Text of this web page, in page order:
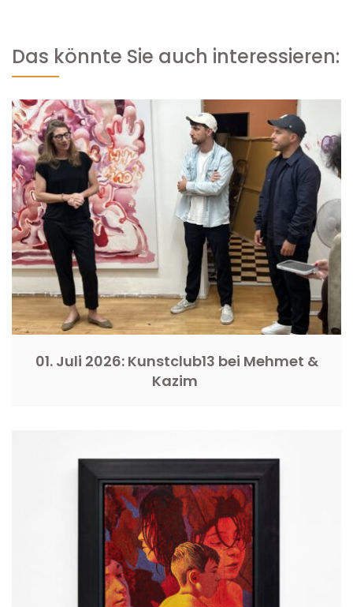
Das könnte Sie auch interessieren:
01. Juli 2026: Kunstclub13 bei Mehmet &
Kazim